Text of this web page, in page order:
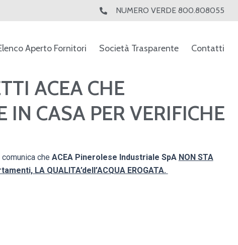
NUMERO VERDE 800.808055
Aperto Fornitori Società Trasparente Contatti
ACEA CHE
CASA PER VERIFICHE
che ACEA Pinerolese Industriale SpA NON STA
LA QUALITA’dell’ACQUA EROGATA.